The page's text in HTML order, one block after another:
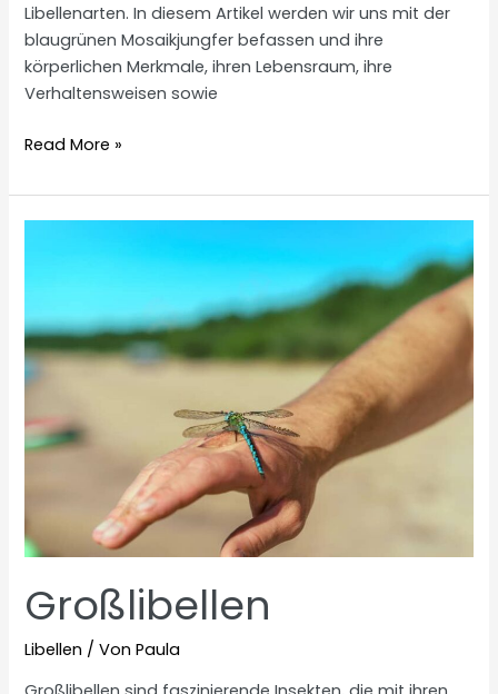
Libellenarten. In diesem Artikel werden wir uns mit der
blaugrünen Mosaikjungfer befassen und ihre
körperlichen Merkmale, ihren Lebensraum, ihre
Verhaltensweisen sowie
Blaugrüne
Read More »
Großlibellen
Libellen / VonPaula